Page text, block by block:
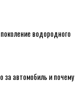
водородного
за автомобиль и почему